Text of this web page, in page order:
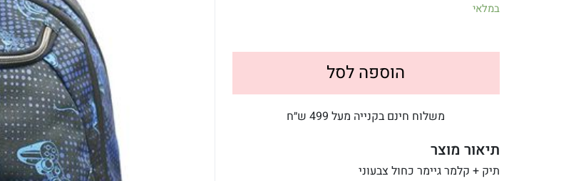
במלאי
הוספה לסל
משלוח חינם בקנייה מעל 499 ש״ח
תיאור מוצר
תיק + קלמר גיימר כחול צבעוני